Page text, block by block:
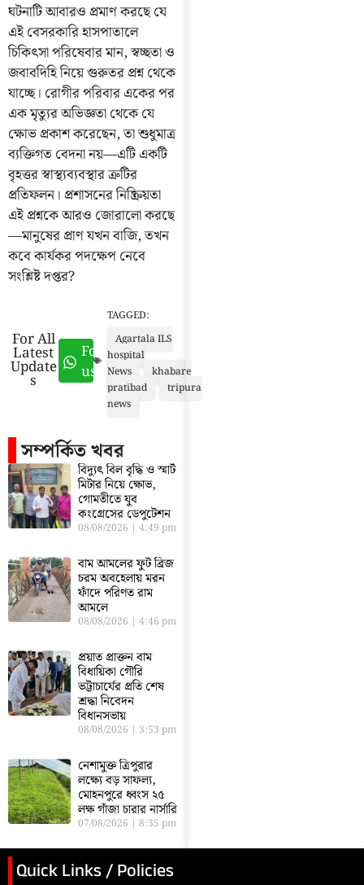
ঘটনাটি আবারও প্রমাণ করছে যে
এই বেসরকারি হাসপাতালে
চিকিৎসা পরিষেবার মান, স্বচ্ছতা ও
জবাবদিহি নিয়ে গুরুতর প্রশ্ন থেকে
যাচ্ছে। রোগীর পরিবার একের পর
এক মৃত্যুর অভিজ্ঞতা থেকে যে
ক্ষোভ প্রকাশ করেছেন, তা শুধুমাত্র
ব্যক্তিগত বেদনা নয়—এটি একটি
বৃহত্তর স্বাস্থ্যব্যবস্থার ত্রুটির
প্রতিফলন। প্রশাসনের নিষ্ক্রিয়তা
এই প্রশ্নকে আরও জোরালো করছে
—মানুষের প্রাণ যখন বাজি, তখন
কবে কার্যকর পদক্ষেপ নেবে
সংশ্লিষ্ট দপ্তর?
For All
Latest
Update
s
Follow
us
TAGGED:
Agartala ILS
hospital
News
khabare
pratibad
tripura
news
সম্পর্কিত খবর
বিদ্যুৎ বিল বৃদ্ধি ও স্মার্ট
মিটার নিয়ে ক্ষোভ,
গোমতীতে যুব
কংগ্রেসের ডেপুটেশন
08/08/2026 4:49 pm
বাম আমলের ফুট ব্রিজ
চরম অবহেলায় মরন
ফাঁদে পরিণত রাম
আমলে
08/08/2026 4:46 pm
প্রয়াত প্রাক্তন বাম
বিধায়িকা গৌরি
ভট্টাচার্যের প্রতি শেষ
শ্রদ্ধা নিবেদন
বিধানসভায়
08/08/2026 3:53 pm
নেশামুক্ত ত্রিপুরার
লক্ষ্যে বড় সাফল্য,
মোহনপুরে ধ্বংস ২৫
লক্ষ গাঁজা চারার নার্সারি
07/08/2026 8:35 pm
Quick Links / Policies